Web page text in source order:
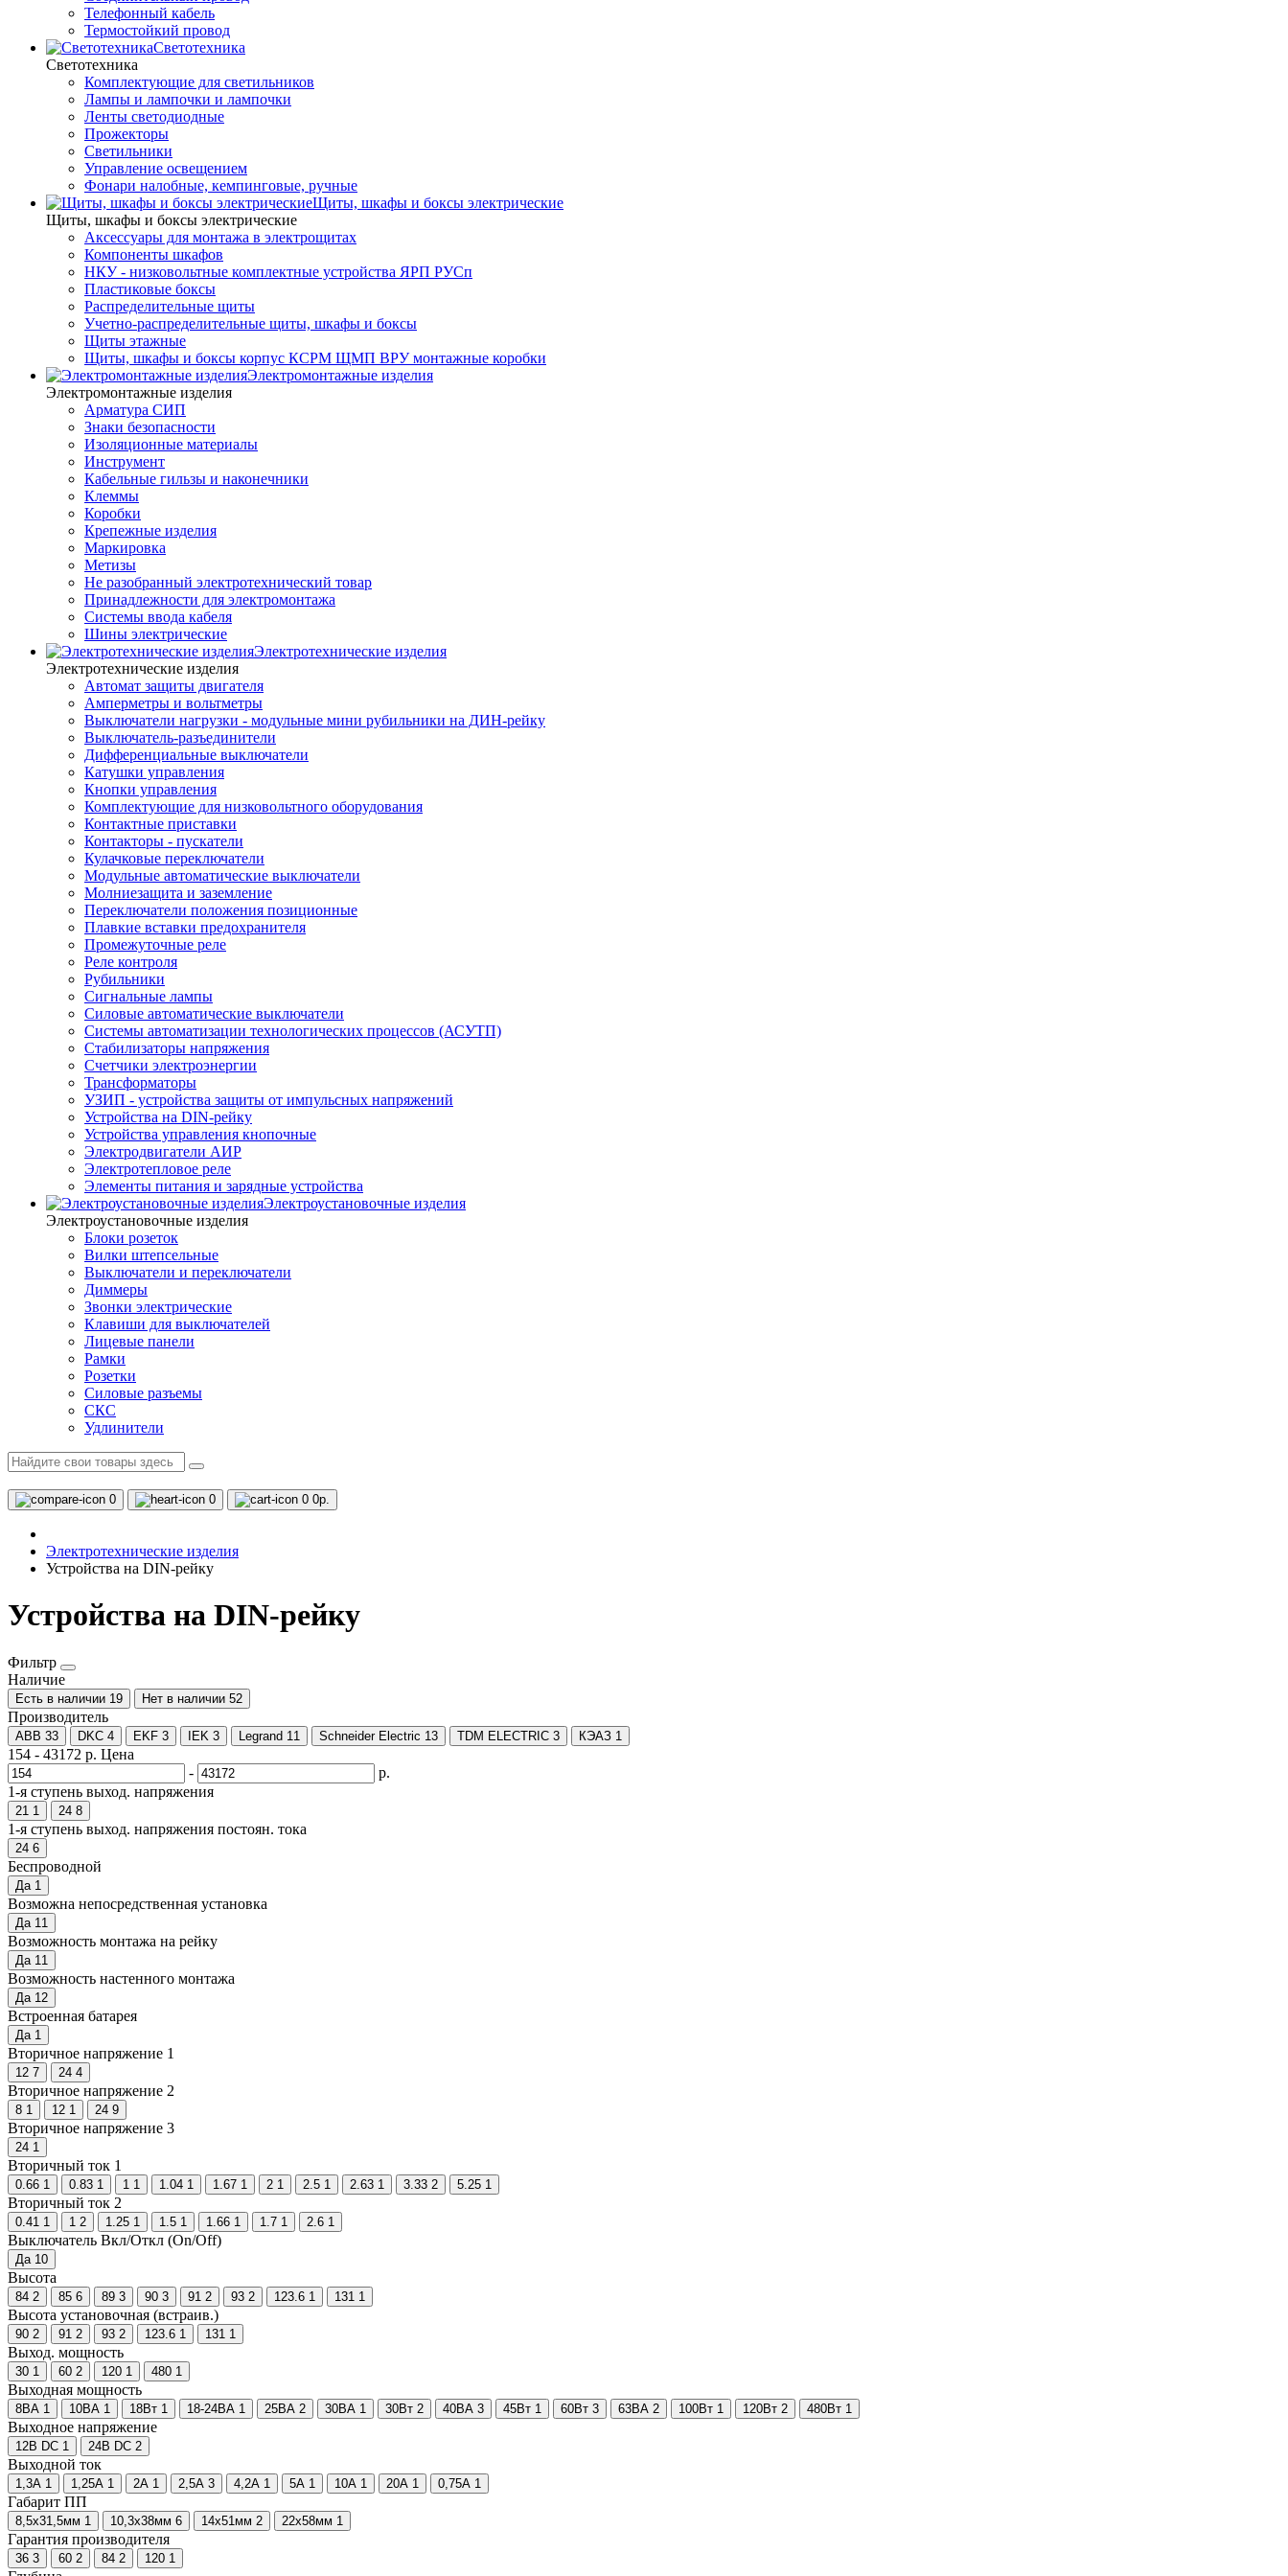
Телефонный кабель
Термостойкий провод
Светотехника
Светотехника
Комплектующие для светильников
Лампы и лампочки и лампочки
Ленты светодиодные
Прожекторы
Светильники
Управление освещением
Фонари налобные, кемпинговые, ручные
Щиты, шкафы и боксы электрические
Щиты, шкафы и боксы электрические
Аксессуары для монтажа в электрощитах
Компоненты шкафов
НКУ - низковольтные комплектные устройства ЯРП РУСп
Пластиковые боксы
Распределительные щиты
Учетно-распределительные щиты, шкафы и боксы
Щиты этажные
Щиты, шкафы и боксы корпус КСРМ ЩМП ВРУ монтажные коробки
Электромонтажные изделия
Электромонтажные изделия
Арматура СИП
Знаки безопасности
Изоляционные материалы
Инструмент
Кабельные гильзы и наконечники
Клеммы
Коробки
Крепежные изделия
Маркировка
Метизы
Не разобранный электротехнический товар
Принадлежности для электромонтажа
Системы ввода кабеля
Шины электрические
Электротехнические изделия
Электротехнические изделия
Автомат защиты двигателя
Амперметры и вольтметры
Выключатели нагрузки - модульные мини рубильники на ДИН-рейку
Выключатель-разъединители
Дифференциальные выключатели
Катушки управления
Кнопки управления
Комплектующие для низковольтного оборудования
Контактные приставки
Контакторы - пускатели
Кулачковые переключатели
Модульные автоматические выключатели
Молниезащита и заземление
Переключатели положения позиционные
Плавкие вставки предохранителя
Промежуточные реле
Реле контроля
Рубильники
Сигнальные лампы
Силовые автоматические выключатели
Системы автоматизации технологических процессов (АСУТП)
Стабилизаторы напряжения
Счетчики электроэнергии
Трансформаторы
УЗИП - устройства защиты от импульсных напряжений
Устройства на DIN-рейку
Устройства управления кнопочные
Электродвигатели АИР
Электротепловое реле
Элементы питания и зарядные устройства
Электроустановочные изделия
Электроустановочные изделия
Блоки розеток
Вилки штепсельные
Выключатели и переключатели
Диммеры
Звонки электрические
Клавиши для выключателей
Лицевые панели
Рамки
Розетки
Силовые разъемы
СКС
Удлинители
0 0 0 0р.
Электротехнические изделия
Устройства на DIN-рейку
Устройства на DIN-рейку
Фильтр
Наличие
Есть в наличии 19 Нет в наличии 52
Производитель
ABB 33 DKC 4 EKF 3 IEK 3 Legrand 11 Schneider Electric 13 TDM ELECTRIC 3 КЭАЗ 1
154 - 43172 р. Цена
-
р.
1-я ступень выход. напряжения
21 1 24 8
1-я ступень выход. напряжения постоян. тока
24 6
Беспроводной
Да 1
Возможна непосредственная установка
Да 11
Возможность монтажа на рейку
Да 11
Возможность настенного монтажа
Да 12
Встроенная батарея
Да 1
Вторичное напряжение 1
12 7 24 4
Вторичное напряжение 2
8 1 12 1 24 9
Вторичное напряжение 3
24 1
Вторичный ток 1
0.66 1 0.83 1 1 1 1.04 1 1.67 1 2 1 2.5 1 2.63 1 3.33 2 5.25 1
Вторичный ток 2
0.41 1 1 2 1.25 1 1.5 1 1.66 1 1.7 1 2.6 1
Выключатель Вкл/Откл (On/Off)
Да 10
Высота
84 2 85 6 89 3 90 3 91 2 93 2 123.6 1 131 1
Высота установочная (встраив.)
90 2 91 2 93 2 123.6 1 131 1
Выход. мощность
30 1 60 2 120 1 480 1
Выходная мощность
8ВА 1 10ВА 1 18Вт 1 18-24ВА 1 25ВА 2 30ВА 1 30Вт 2 40ВА 3 45Вт 1 60Вт 3 63ВА 2 100Вт 1 120Вт 2 480Вт 1
Выходное напряжение
12В DC 1 24В DC 2
Выходной ток
1,3А 1 1,25А 1 2А 1 2,5А 3 4,2А 1 5А 1 10А 1 20А 1 0,75А 1
Габарит ПП
8,5х31,5мм 1 10,3х38мм 6 14x51мм 2 22x58мм 1
Гарантия производителя
36 3 60 2 84 2 120 1